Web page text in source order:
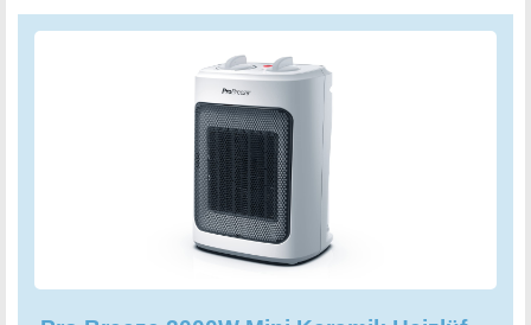
somit ideal zum Aufheizen von Wohnbereichen wie im
Kinderzimmer. Sicherheit wird groß geschrieben mit
integriertem Überhitzungsschutz, Umstoßsicherung und
Kontrollleuchte. So können Sie den Mini Heizlüfter ohne
Sorgen im ganzen Haus verwenden. Der Mini-Keramik-
Heizlüfter ist ein unverzichtbares Heizgerät und bietet eine
warme und gemütliche Atmosphäre in Ihrem Büro,
Wohnzimmer, Schlafzimmer oder sogar auf Ihrem Balkon
oder Ihrer Terrasse. Insgesamt ist der Pro Breeze 2000W